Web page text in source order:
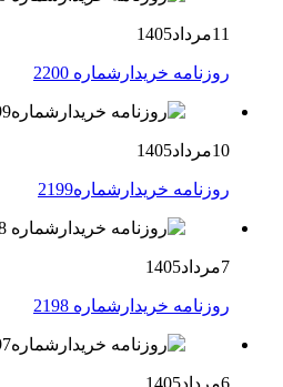
11مرداد1405
روزنامه خریدارشماره 2200
10مرداد1405
روزنامه خریدارشماره2199
7مرداد1405
روزنامه خریدارشماره 2198